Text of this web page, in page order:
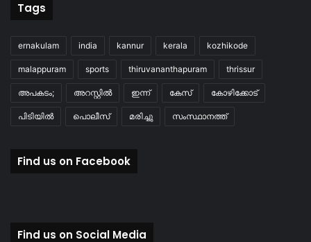
Tags
ernakulam india kannur kerala kozhikode
malappuram sports thiruvananthapuram thrissur
അപകടം; അറസ്റ്റിൽ ഇന്ന് കേസ് കോഴിക്കോട്
പിടിയിൽ പൊലീസ് മരിച്ചു സംസ്ഥാനത്ത്
Find us on Facebook
Find us on Social Media